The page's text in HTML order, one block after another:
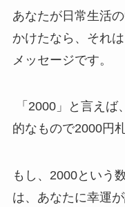
あなたが日常生活
かけたなら、それ
メッセージです。
「2000」と言えば
的なもので2000円
もし、2000という
は、あなたに幸運